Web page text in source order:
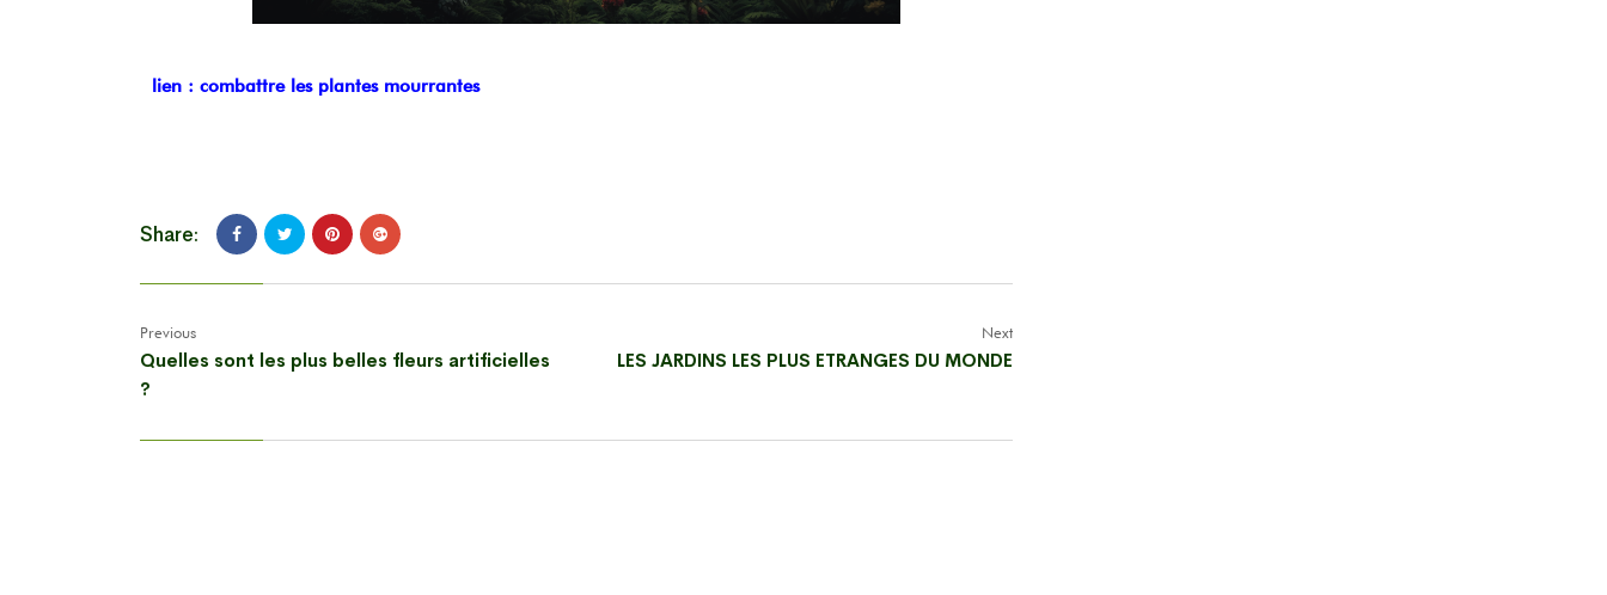
lien : combattre les plantes mourrantes
Share:
Previous
Quelles sont les plus belles fleurs artificielles
?
Next
LES JARDINS LES PLUS ETRANGES DU MONDE